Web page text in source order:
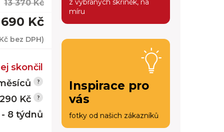
13 370 Kč
Kč
bez DPH)
skončil
Kč
8 týdnů
z vybraných skříněk, na
míru
Inspirace pro
vás
fotky od našich zákazníků